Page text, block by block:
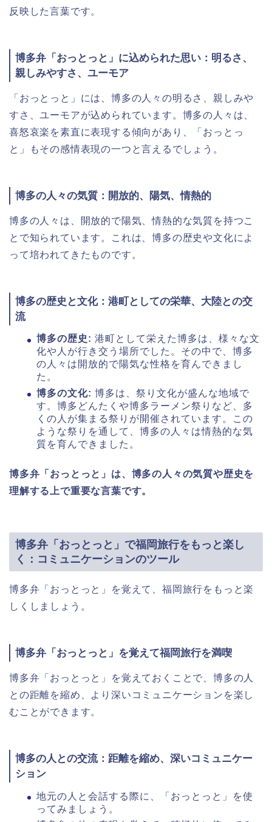
反映した言葉です。
博多弁「おっとっと」に込められた思い：明るさ、
親しみやすさ、ユーモア
「おっとっと」には、博多の人々の明るさ、親しみや
すさ、ユーモアが込められています。博多の人々は、
喜怒哀楽を素直に表現する傾向があり、「おっとっ
と」もその感情表現の一つと言えるでしょう。
博多の人々の気質：開放的、陽気、情熱的
博多の人々は、開放的で陽気、情熱的な気質を持つこ
とで知られています。これは、博多の歴史や文化によ
って培われてきたものです。
博多の歴史と文化：港町としての栄華、大陸との交
流
博多の歴史: 港町として栄えた博多は、様々な文
化や人が行き交う場所でした。その中で、博多
の人々は開放的で陽気な性格を育んできまし
た。
博多の文化: 博多は、祭り文化が盛んな地域で
す。博多どんたくや博多ラーメン祭りなど、多
くの人が集まる祭りが開催されています。この
ような祭りを通して、博多の人々は情熱的な気
質を育んできました。
博多弁「おっとっと」は、博多の人々の気質や歴史を
理解する上で重要な言葉です。
博多弁「おっとっと」で福岡旅行をもっと楽し
く：コミュニケーションのツール
博多弁「おっとっと」を覚えて、福岡旅行をもっと楽
しくしましょう。
博多弁「おっとっと」を覚えて福岡旅行を満喫
博多弁「おっとっと」を覚えておくことで、博多の人
との距離を縮め、より深いコミュニケーションを楽し
むことができます。
博多の人との交流：距離を縮め、深いコミュニケー
ション
地元の人と会話する際に、「おっとっと」を使
ってみましょう。